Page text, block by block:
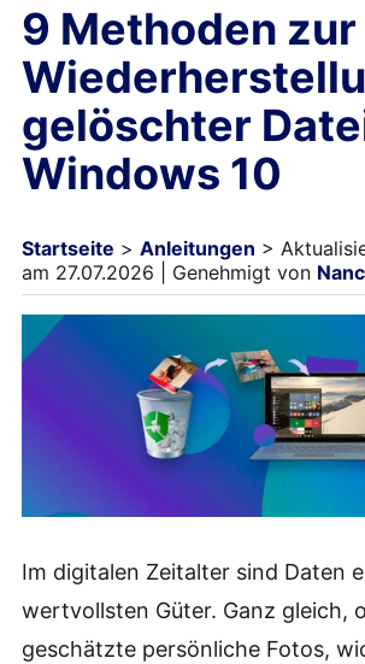
9 Methoden zur
gelöschter
Windows 10
Startseite > Anleitungen >
am 27.07.2026 | Genehmigt von
Im digitalen Zeitalter sind Daten
wertvollsten Güter. Ganz gleich,
geschätzte persönliche Fotos,